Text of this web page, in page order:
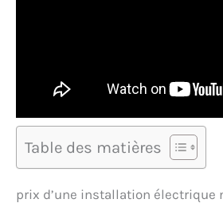
Table des matières
prix d’une installation électrique